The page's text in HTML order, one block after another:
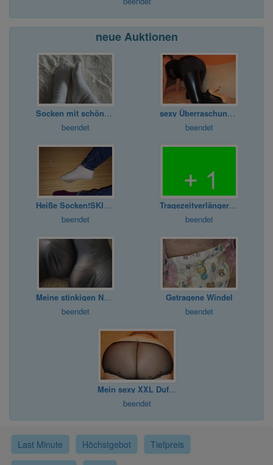
neue Auktionen
Socken mit schönem Duft
beendet
sexy Überraschungspäckchen für dich
beendet
Heiße Socken!SKINNY & YOUNG Girl!
beendet
Tragezeitverlängerung für Sachen
beendet
Meine stinkigen Nylon Strümpfe für Dich
beendet
Getragene Windel
beendet
Mein sexy XXL Duft-Slipeinlage für Dich
beendet
Last Minute Höchstgebot Tiefpreis